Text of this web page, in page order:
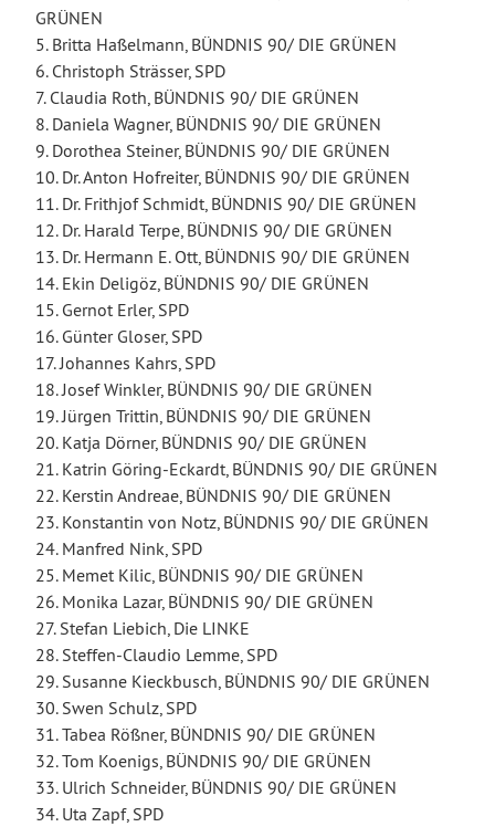
GRÜNEN
5. Britta Haßelmann, BÜNDNIS 90/ DIE GRÜNEN
6. Christoph Strässer, SPD
7. Claudia Roth, BÜNDNIS 90/ DIE GRÜNEN
8. Daniela Wagner, BÜNDNIS 90/ DIE GRÜNEN
9. Dorothea Steiner, BÜNDNIS 90/ DIE GRÜNEN
10. Dr. Anton Hofreiter, BÜNDNIS 90/ DIE GRÜNEN
11. Dr. Frithjof Schmidt, BÜNDNIS 90/ DIE GRÜNEN
12. Dr. Harald Terpe, BÜNDNIS 90/ DIE GRÜNEN
13. Dr. Hermann E. Ott, BÜNDNIS 90/ DIE GRÜNEN
14. Ekin Deligöz, BÜNDNIS 90/ DIE GRÜNEN
15. Gernot Erler, SPD
16. Günter Gloser, SPD
17. Johannes Kahrs, SPD
18. Josef Winkler, BÜNDNIS 90/ DIE GRÜNEN
19. Jürgen Trittin, BÜNDNIS 90/ DIE GRÜNEN
20. Katja Dörner, BÜNDNIS 90/ DIE GRÜNEN
21. Katrin Göring-Eckardt, BÜNDNIS 90/ DIE GRÜNEN
22. Kerstin Andreae, BÜNDNIS 90/ DIE GRÜNEN
23. Konstantin von Notz, BÜNDNIS 90/ DIE GRÜNEN
24. Manfred Nink, SPD
25. Memet Kilic, BÜNDNIS 90/ DIE GRÜNEN
26. Monika Lazar, BÜNDNIS 90/ DIE GRÜNEN
27. Stefan Liebich, Die LINKE
28. Steffen-Claudio Lemme, SPD
29. Susanne Kieckbusch, BÜNDNIS 90/ DIE GRÜNEN
30. Swen Schulz, SPD
31. Tabea Rößner, BÜNDNIS 90/ DIE GRÜNEN
32. Tom Koenigs, BÜNDNIS 90/ DIE GRÜNEN
33. Ulrich Schneider, BÜNDNIS 90/ DIE GRÜNEN
34. Uta Zapf, SPD